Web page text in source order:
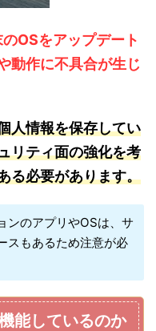
OSをアップデート
動作に不具合が生じ
人情報を保存してい
リティ面の強化を考
る必要があります。
ンのアプリやOSは、サ
スもあるため注意が必
能しているのか